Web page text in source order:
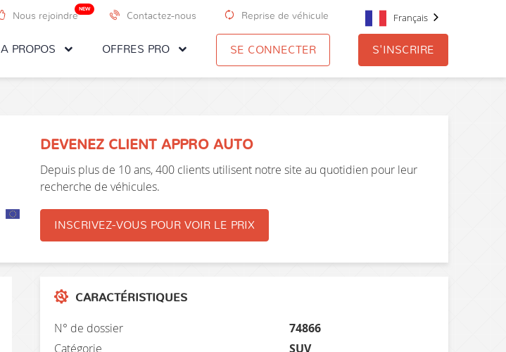
A PROPOS OFFRES PRO
Nous rejoindre
NEW
Contactez-nous Reprise de véhicule Français
SE CONNECTER S'INSCRIRE
DEVENEZ CLIENT APPRO AUTO
Depuis plus de 10 ans, 400 clients utilisent notre site au quotidien pour leur
recherche de véhicules.
INSCRIVEZ-VOUS POUR VOIR LE PRIX
CARACTÉRISTIQUES
N° de dossier
74866
Catégorie
SUV